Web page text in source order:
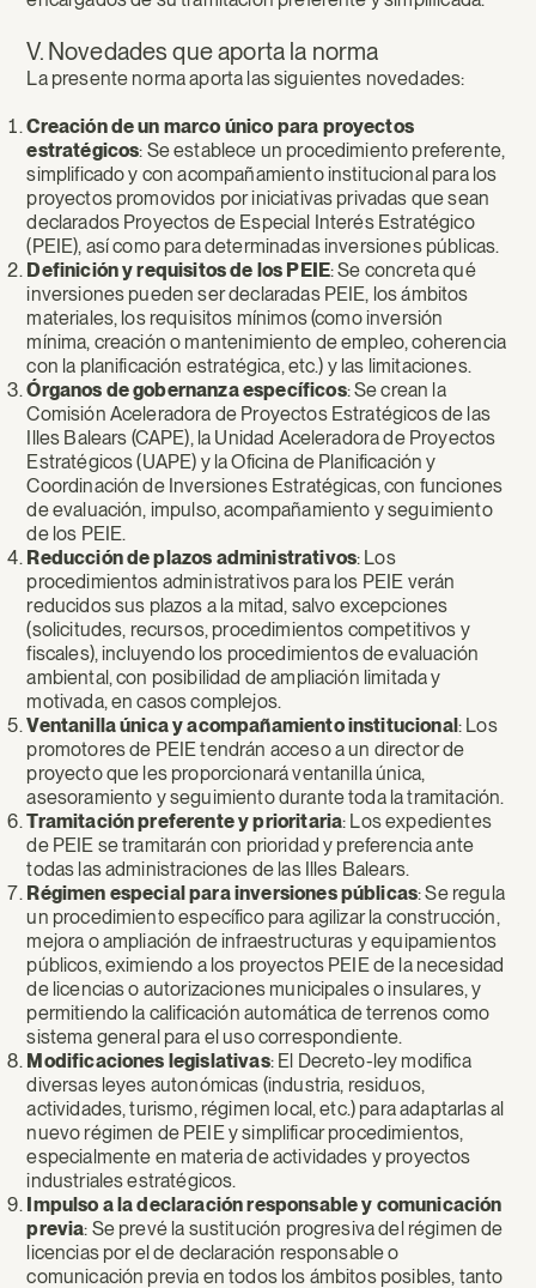
V. Novedades que aporta la norma
La presente norma aporta las siguientes novedades:
Creación de un marco único para proyectos
estratégicos: Se establece un procedimiento preferente,
simplificado y con acompañamiento institucional para los
proyectos promovidos por iniciativas privadas que sean
declarados Proyectos de Especial Interés Estratégico
(PEIE), así como para determinadas inversiones públicas.
Definición y requisitos de los PEIE: Se concreta qué
inversiones pueden ser declaradas PEIE, los ámbitos
materiales, los requisitos mínimos (como inversión
mínima, creación o mantenimiento de empleo, coherencia
con la planificación estratégica, etc.) y las limitaciones.
Órganos de gobernanza específicos: Se crean la
Comisión Aceleradora de Proyectos Estratégicos de las
Illes Balears (CAPE), la Unidad Aceleradora de Proyectos
Estratégicos (UAPE) y la Oficina de Planificación y
Coordinación de Inversiones Estratégicas, con funciones
de evaluación, impulso, acompañamiento y seguimiento
de los PEIE.
Reducción de plazos administrativos: Los
procedimientos administrativos para los PEIE verán
reducidos sus plazos a la mitad, salvo excepciones
(solicitudes, recursos, procedimientos competitivos y
fiscales), incluyendo los procedimientos de evaluación
ambiental, con posibilidad de ampliación limitada y
motivada, en casos complejos.
Ventanilla única y acompañamiento institucional : Los
promotores de PEIE tendrán acceso a un director de
proyecto que les proporcionará ventanilla única,
asesoramiento y seguimiento durante toda la tramitación.
Tramitación preferente y prioritaria: Los expedientes
de PEIE se tramitarán con prioridad y preferencia ante
todas las administraciones de las Illes Balears.
Régimen especial para inversiones públicas: Se regula
un procedimiento específico para agilizar la construcción,
mejora o ampliación de infraestructuras y equipamientos
públicos, eximiendo a los proyectos PEIE de la necesidad
de licencias o autorizaciones municipales o insulares, y
permitiendo la calificación automática de terrenos como
sistema general para el uso correspondiente.
Modificaciones legislativas: El Decreto-ley modifica
diversas leyes autonómicas (industria, residuos,
actividades, turismo, régimen local, etc.) para adaptarlas al
nuevo régimen de PEIE y simplificar procedimientos,
especialmente en materia de actividades y proyectos
industriales estratégicos.
Impulso a la declaración responsable y comunicación
previa: Se prevé la sustitución progresiva del régimen de
licencias por el de declaración responsable o
comunicación previa en todos los ámbitos posibles, tanto